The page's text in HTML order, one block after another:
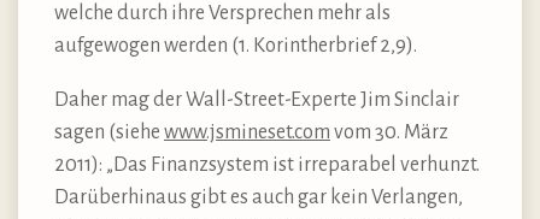
welche durch ihre Versprechen mehr als
aufgewogen werden (1. Korintherbrief 2,9).
Daher mag der Wall-Street-Experte Jim Sinclair
sagen (siehe www.jsmineset.com vom 30. März
2011): „Das Finanzsystem ist irreparabel verhunzt.
Darüberhinaus gibt es auch gar kein Verlangen,